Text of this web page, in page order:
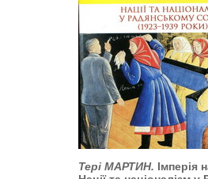
Тері МАРТИН. Імперія